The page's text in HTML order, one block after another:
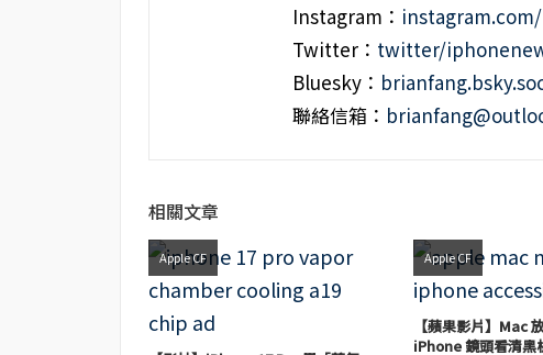
Instagram：
Twitter： twitter/
Bluesky：
聯絡信箱：
相關文章
Apple CF Apple CF
【蘋果影片】Mac
iPhone 鏡頭看清黑